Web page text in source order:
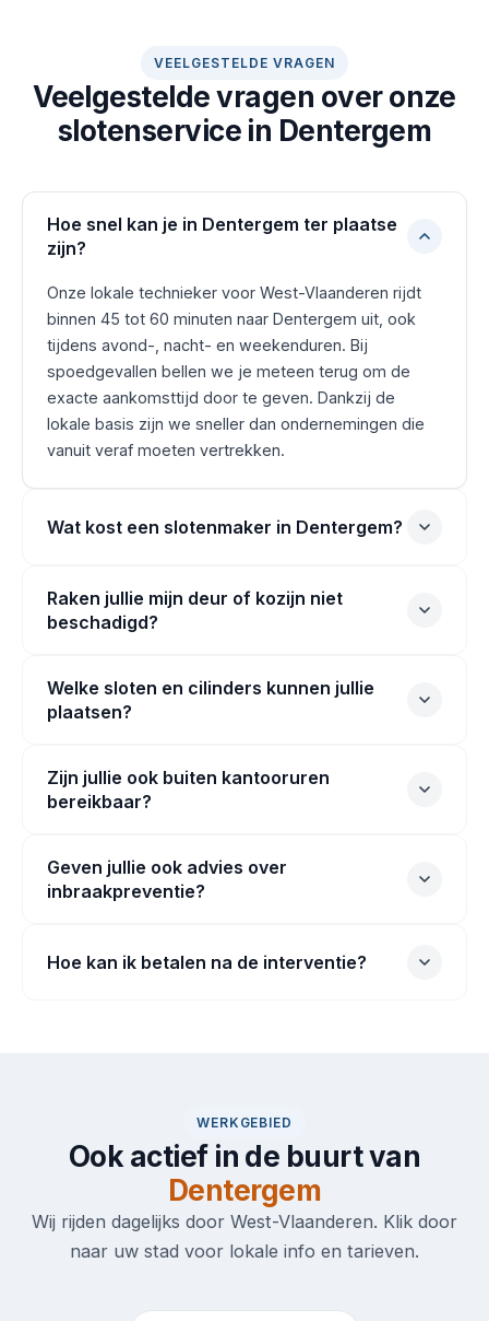
VEELGESTELDE VRAGEN
Veelgestelde vragen over onze
slotenservice in Dentergem
Hoe snel kan je in Dentergem ter plaatse
zijn?
Onze lokale technieker voor West-Vlaanderen rijdt
binnen 45 tot 60 minuten naar Dentergem uit, ook
tijdens avond-, nacht- en weekenduren. Bij
spoedgevallen bellen we je meteen terug om de
exacte aankomsttijd door te geven. Dankzij de
lokale basis zijn we sneller dan ondernemingen die
vanuit veraf moeten vertrekken.
Wat kost een slotenmaker in Dentergem?
Raken jullie mijn deur of kozijn niet
beschadigd?
Welke sloten en cilinders kunnen jullie
plaatsen?
Zijn jullie ook buiten kantooruren
bereikbaar?
Geven jullie ook advies over
inbraakpreventie?
Hoe kan ik betalen na de interventie?
WERKGEBIED
Ook actief in de buurt van
Dentergem
Wij rijden dagelijks door West-Vlaanderen. Klik door
naar uw stad voor lokale info en tarieven.